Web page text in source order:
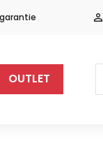
person_outline
OUTLET